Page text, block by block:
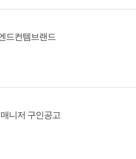
드컨템브랜드
니저 구인공고